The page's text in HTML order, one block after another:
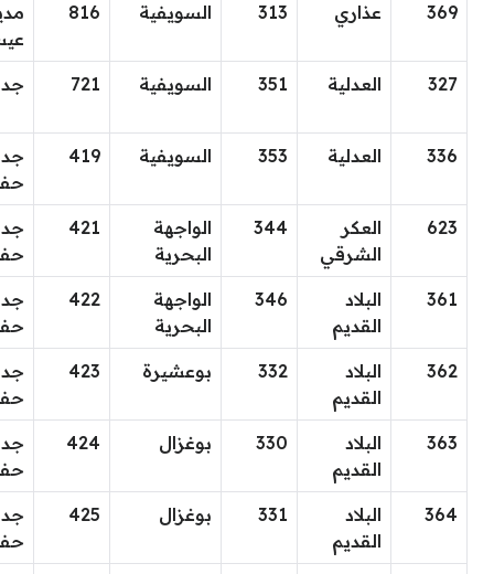
369 عذاري 313 السويفية 816
327 العدلية 351 السويفية 721
336 العدلية 353 السويفية 419
جد
623
العكر
الشرقي
344
الواجهة
البحرية
421
جد
361
البلاد
القديم
346
الواجهة
البحرية
422
جد
362
البلاد
القديم
332 بوعشيرة 423
جد
363
البلاد
القديم
330 بوغزال 424
جد
364
البلاد
القديم
331 بوغزال 425
جد